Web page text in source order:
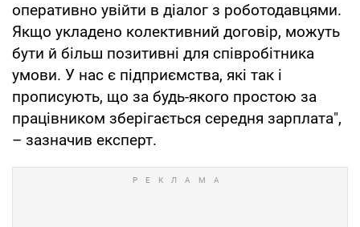
оперативно увійти в діалог з роботодавцями.
Якщо укладено колективний договір, можуть
бути й більш позитивні для співробітника
умови. У нас є підприємства, які так і
прописують, що за будь-якого простою за
працівником зберігається середня зарплата",
– зазначив експерт.